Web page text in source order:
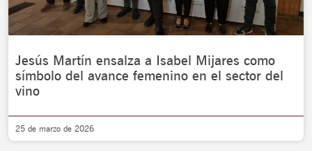
Jesús Martín ensalza a Isabel Mijares como
símbolo del avance femenino en el sector del
vino
25 de marzo de 2026